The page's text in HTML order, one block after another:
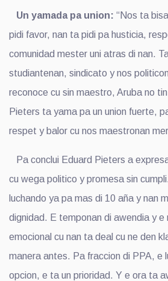
Un yamada pa union: “Nos ta
pidi favor, nan ta pidi pa husticia,
comunidad mester uni atras di nan.
studiantenan, sindicato y nos
reconoce cu sin maestro, Aruba no
Pieters ta yama pa un union fuerte,
respet y balor cu nos maestronan
Pa conclui Eduard Pieters a
cu wega politico y promesa sin
luchando ya pa mas di 10 aña y nan
dignidad. E temponan di awendia y e
emocional cu nan ta deal cu ne den
manera antes. Pa fraccion di PPA, e
opcion, e ta un prioridad. Y e ora ta